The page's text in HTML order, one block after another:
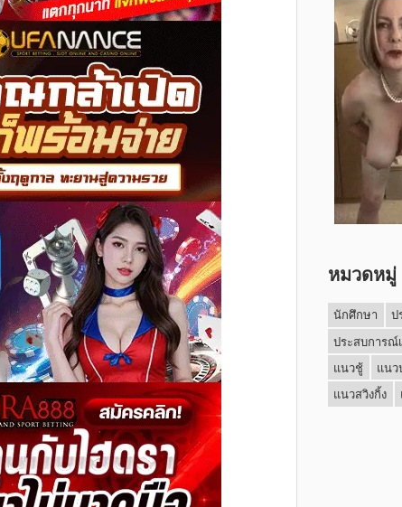
หมวดหมู่
นักศึกษา
ป
ประสบการณ์
แนวชู้
แนว
แนวสวิงกิ้ง